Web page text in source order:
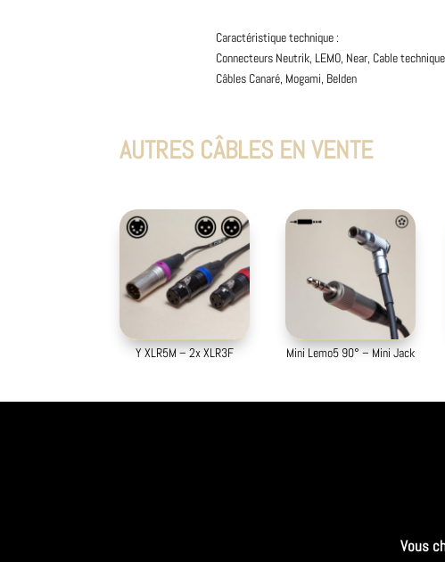
Caractéristique technique :
Connecteurs Neutrik, LEMO, Near, Cable technique
Câbles Canaré, Mogami, Belden
AUTRES CÂBLES EN VENTE
Y XLR5M – 2x XLR3F Mini Lemo5 90° – Mini Jack
Vous